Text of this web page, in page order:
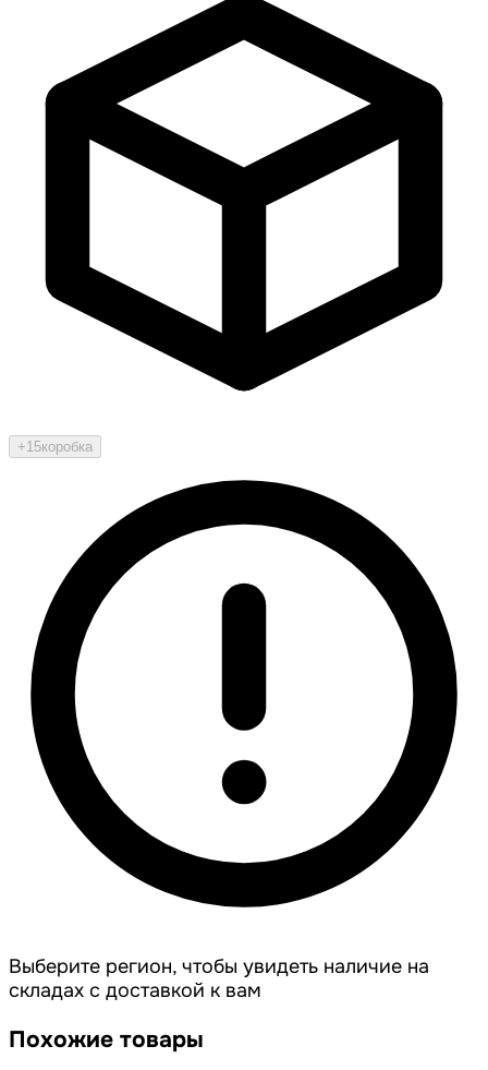
+15коробка
Выберите регион, чтобы увидеть наличие на
складах с доставкой к вам
Похожие товары